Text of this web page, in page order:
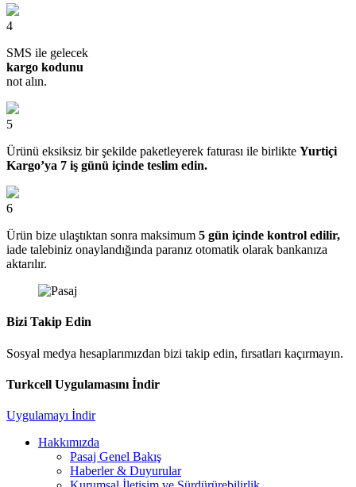
4
SMS ile gelecek
kargo kodunu
not alın.
5
Ürünü eksiksiz bir şekilde paketleyerek faturası ile birlikte Yurtiçi
Kargo’ya 7 iş günü içinde teslim edin.
6
Ürün bize ulaştıktan sonra maksimum 5 gün içinde kontrol edilir,
iade talebiniz onaylandığında paranız otomatik olarak bankanıza
aktarılır.
Bizi Takip Edin
Sosyal medya hesaplarımızdan bizi takip edin, fırsatları kaçırmayın.
Turkcell Uygulamasını İndir
Uygulamayı İndir
Hakkımızda
Pasaj Genel Bakış
Haberler & Duyurular